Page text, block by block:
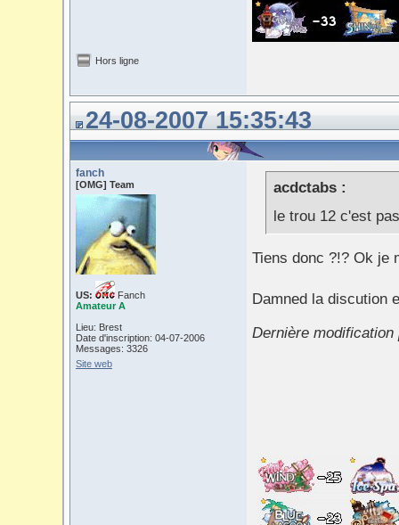
Hors ligne
24-08-2007 15:35:43
fanch
[OMG] Team
US:
Fanch
Amateur A
Lieu: Brest
Date d'inscription: 04-07-2006
Messages: 3326
Site web
acdctabs :
le trou 12 c'est
Tiens donc ?!? Ok je
Damned la discution
Dernière modification